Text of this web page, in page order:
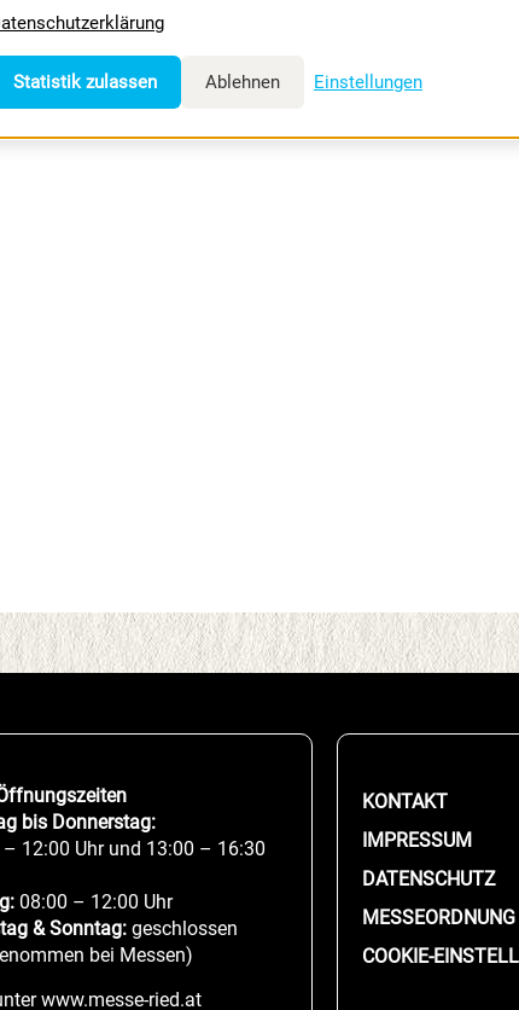
bis Donnerstag:
12:00 Uhr und 13:00 – 16:30
08:00 – 12:00 Uhr
& Sonntag: geschlossen
bei Messen)
www.messe-ried.at
KONTAKT
IMPRESSUM
DATENSCHUTZ
MESSEORDNUNG
COOKIE-
Statistik zulassen Ablehnen Einstellungen